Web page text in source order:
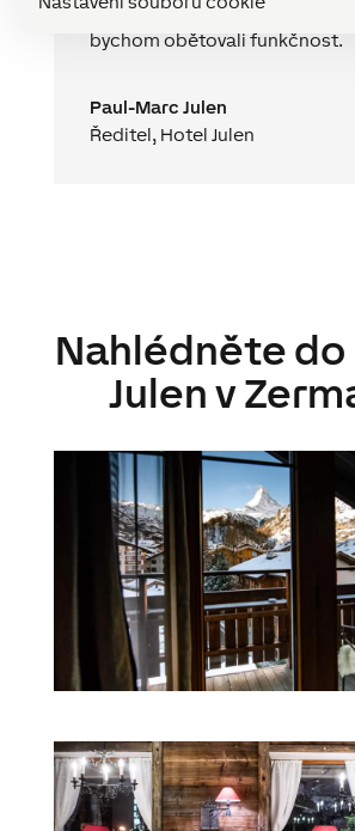
řešením ve velkém měřítku, a
bychom obětovali funkčnost.
Paul-Marc Julen
Ředitel, Hotel Julen
Nahlédněte
Julen v